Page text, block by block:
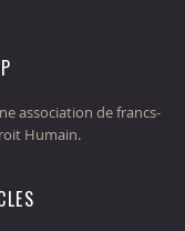
association de francs-
Humain.